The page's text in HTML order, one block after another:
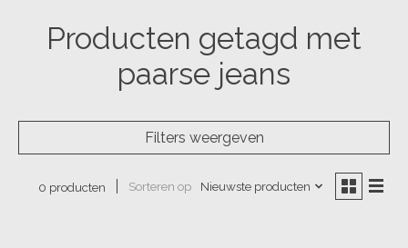
Producten getagd met
paarse jeans
Filters weergeven
0 producten Sorteren op Nieuwste producten